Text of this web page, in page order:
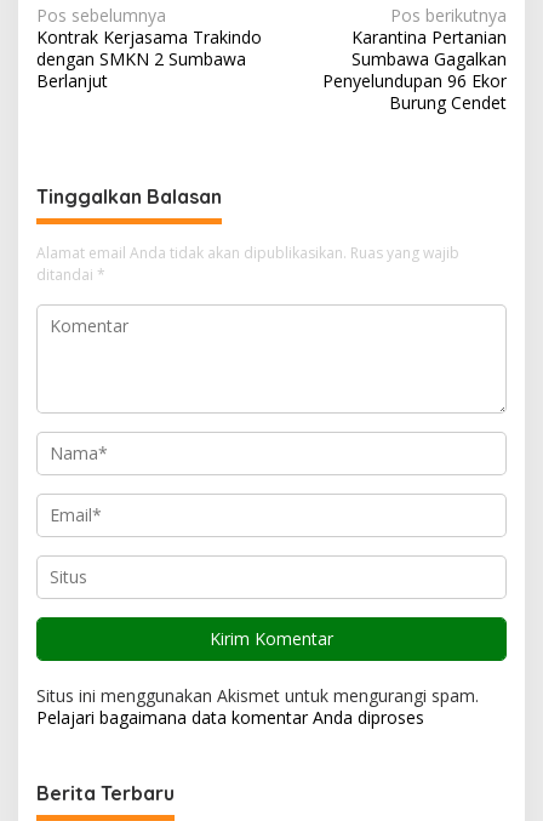
N
a
v
a
s
i
p
o
Pos sebelumnya
Kontrak Kerjasama Trakindo
dengan SMKN 2 Sumbawa
Berlanjut
Pos berikutnya
Karantina Pertanian
Sumbawa Gagalkan
Penyelundupan 96 Ekor
Burung Cendet
Tinggalkan Balasan
Alamat email Anda tidak akan dipublikasikan. Ruas yang wajib
ditandai *
Situs ini menggunakan Akismet untuk mengurangi spam.
Pelajari bagaimana data komentar Anda diproses
Berita Terbaru